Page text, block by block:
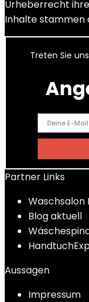
Urheberrecht
Inhalte stammen
Treten Sie
Partner Links
Waschsalon
Blog aktuell
Aussagen
Impressum